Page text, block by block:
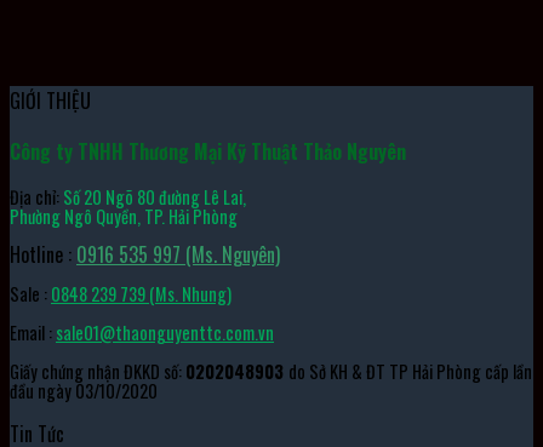
GIỚI THIỆU
Công ty TNHH Thương Mại Kỹ Thuật Thảo Nguyên
Địa chỉ:Số 20 Ngõ 80 đường Lê Lai,
Phường Ngô Quyền, TP. Hải Phòng
Hotline : 0916 535 997 (Ms. Nguyên)
Sale :0848 239 739 (Ms. Nhung)
Email :sale01@thaonguyenttc.com.vn
Giấy chứng nhận ĐKKD số:0202048903 do Sở KH & ĐT TP Hải Phòng cấp lần
đầu ngày 03/10/2020
Tin Tức